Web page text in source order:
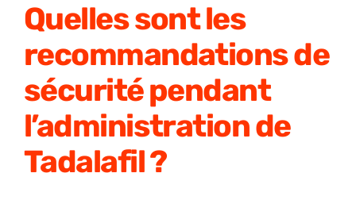
Quelles sont les
recommandations de
sécurité pendant
l’administration de
Tadalafil ?